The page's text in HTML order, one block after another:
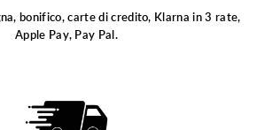
bonifico, carte di credito, Klarna in 3 rate,
Apple Pay, Pay Pal.